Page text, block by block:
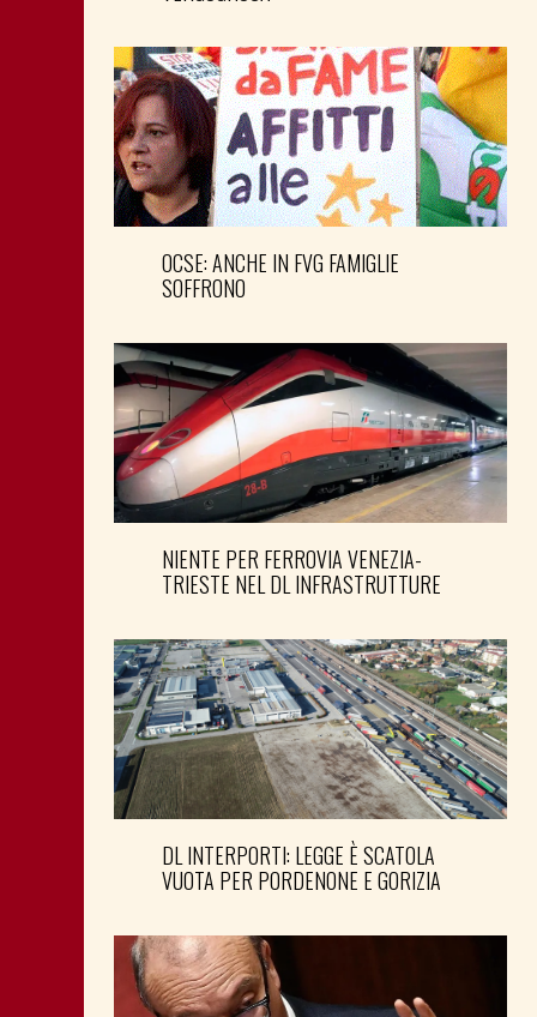
OCSE: ANCHE IN FVG FAMIGLIE
SOFFRONO
NIENTE PER FERROVIA VENEZIA-
TRIESTE NEL DL INFRASTRUTTURE
DL INTERPORTI: LEGGE È SCATOLA
VUOTA PER PORDENONE E GORIZIA